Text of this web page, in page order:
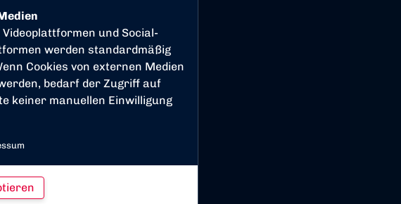
und Social-
werden standardmäßig
Cookies von externen Medien
bedarf der Zugriff auf
keiner manuellen Einwilligung
U13
U10